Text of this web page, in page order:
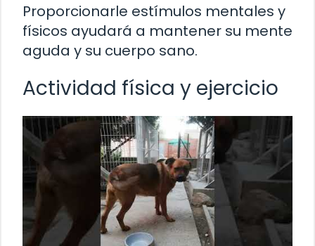
Proporcionarle estímulos mentales y
físicos ayudará a mantener su mente
aguda y su cuerpo sano.
Actividad física y ejercicio